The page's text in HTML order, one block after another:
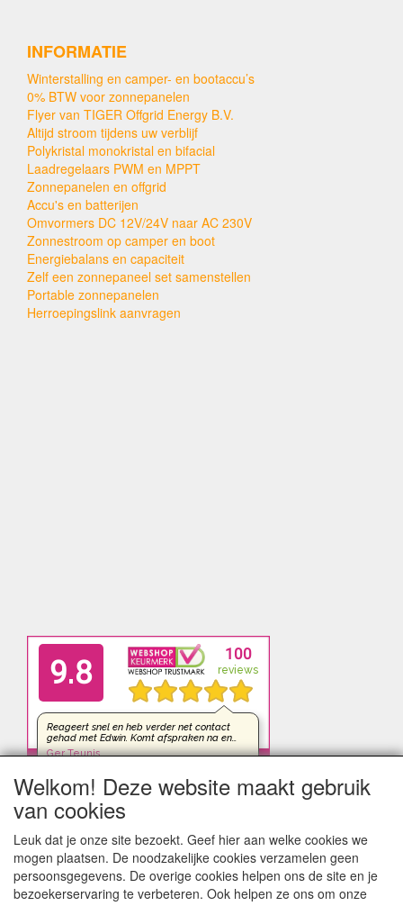
INFORMATIE
Winterstalling en camper- en bootaccu’s
0% BTW voor zonnepanelen
Flyer van TIGER Offgrid Energy B.V.
Altijd stroom tijdens uw verblijf
Polykristal monokristal en bifacial
Laadregelaars PWM en MPPT
Zonnepanelen en offgrid
Accu's en batterijen
Omvormers DC 12V/24V naar AC 230V
Zonnestroom op camper en boot
Energiebalans en capaciteit
Zelf een zonnepaneel set samenstellen
Portable zonnepanelen
Herroepingslink aanvragen
Welkom! Deze website maakt gebruik
van cookies
Leuk dat je onze site bezoekt. Geef hier aan welke cookies we
mogen plaatsen. De noodzakelijke cookies verzamelen geen
persoonsgegevens. De overige cookies helpen ons de site en je
bezoekerservaring te verbeteren. Ook helpen ze ons om onze